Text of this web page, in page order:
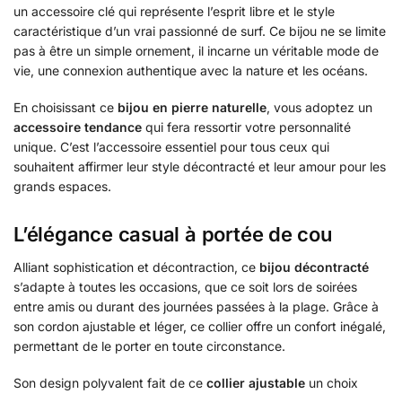
un accessoire clé qui représente l’esprit libre et le style
caractéristique d’un vrai passionné de surf. Ce bijou ne se limite
pas à être un simple ornement, il incarne un véritable mode de
vie, une connexion authentique avec la nature et les océans.
En choisissant ce bijou en pierre naturelle, vous adoptez un
accessoire tendance qui fera ressortir votre personnalité
unique. C’est l’accessoire essentiel pour tous ceux qui
souhaitent affirmer leur style décontracté et leur amour pour les
grands espaces.
L’élégance casual à portée de cou
Alliant sophistication et décontraction, ce bijou décontracté
s’adapte à toutes les occasions, que ce soit lors de soirées
entre amis ou durant des journées passées à la plage. Grâce à
son cordon ajustable et léger, ce collier offre un confort inégalé,
permettant de le porter en toute circonstance.
Son design polyvalent fait de ce collier ajustable un choix